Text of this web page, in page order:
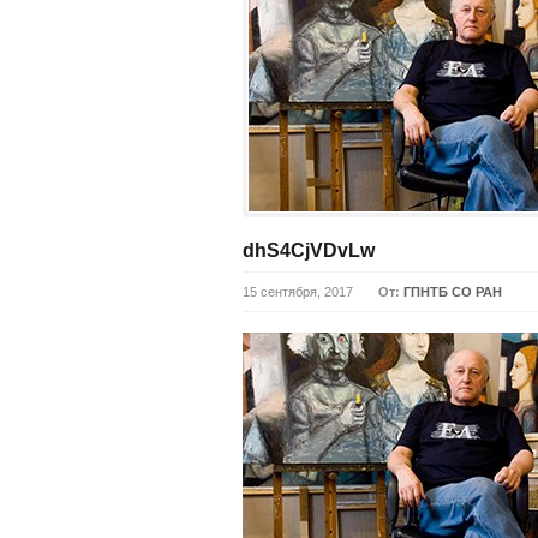
dhS4CjVDvLw
15 сентября, 2017 От: ГПНТБ СО РАН